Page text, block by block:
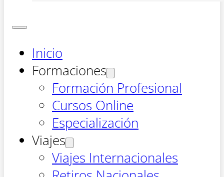
Inicio
Formaciones
Formación Profesional
Cursos Online
Especialización
Viajes
Viajes Internacionales